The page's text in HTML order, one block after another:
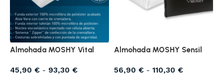
Almohada MOSHY Vital
45,90 € - 93,30 €
Almohada MOSHY Sensil
56,90 € - 110,30 €